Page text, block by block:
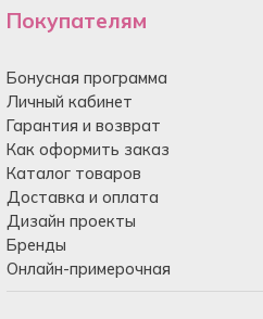
Покупателям
Бонусная программа
Личный кабинет
Гарантия и возврат
Как оформить заказ
Каталог товаров
Доставка и оплата
Дизайн проекты
Бренды
Онлайн-примерочная